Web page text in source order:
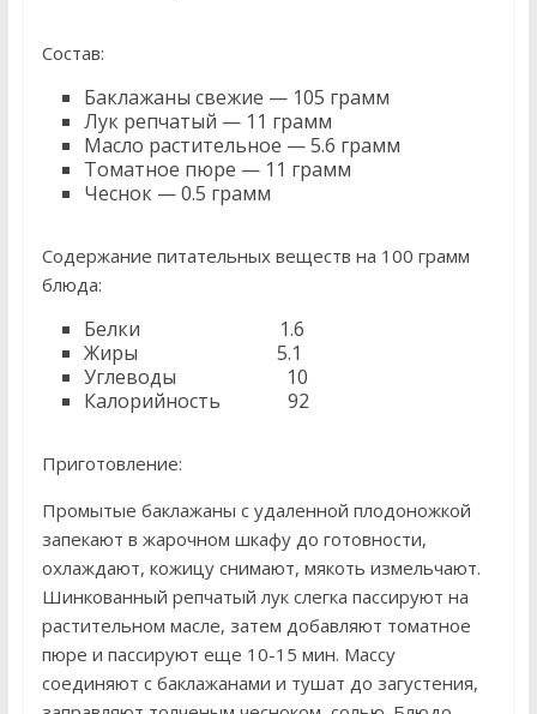
Состав:
Баклажаны свежие — 105 грамм
Лук репчатый — 11 грамм
Масло растительное — 5.6 грамм
Томатное пюре — 11 грамм
Чеснок — 0.5 грамм
Содержание питательных веществ на 100 грамм
блюда:
Белки 1.6
Жиры 5.1
Углеводы 10
Калорийность 92
Приготовление:
Промытые баклажаны с удаленной плодоножкой
запекают в жарочном шкафу до готовности,
охлаждают, кожицу снимают, мякоть измельчают.
Шинкованный репчатый лук слегка пассируют на
растительном масле, затем добавляют томатное
пюре и пассируют еще 10-15 мин. Массу
соединяют с баклажанами и тушат до загустения,